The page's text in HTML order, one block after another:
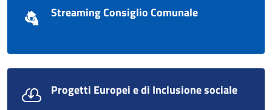
Streaming Consiglio Comunale
Progetti Europei e di Inclusione sociale